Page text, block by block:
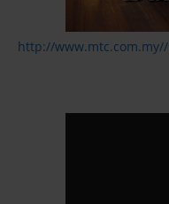
http://www.mtc.com.my//